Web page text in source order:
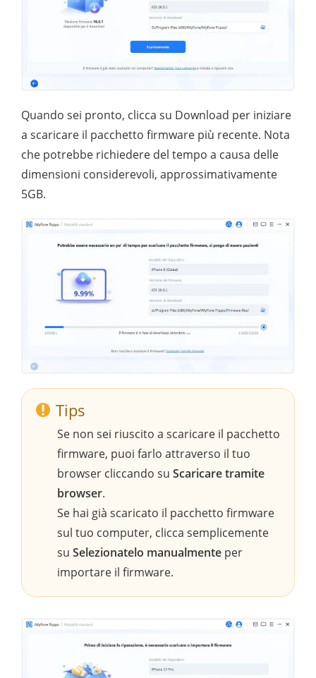
Quando sei pronto, clicca su Download per iniziare
a scaricare il pacchetto firmware più recente. Nota
che potrebbe richiedere del tempo a causa delle
dimensioni considerevoli, approssimativamente
5GB.
Tips
Se non sei riuscito a scaricare il pacchetto
firmware, puoi farlo attraverso il tuo
browser cliccando su Scaricare tramite
browser.
Se hai già scaricato il pacchetto firmware
sul tuo computer, clicca semplicemente
su Selezionatelo manualmente per
importare il firmware.